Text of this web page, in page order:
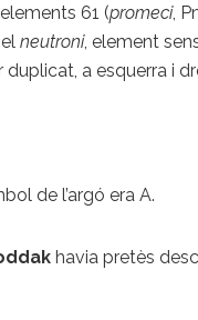
61 (promeci,
elneutroni, element
a esquerra i
de l’argó era A.
havia pretès